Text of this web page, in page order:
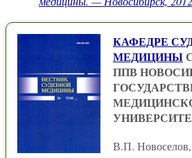
КАФЕДРЕ
МЕДИЦИНЫ
ППВ
В.П.